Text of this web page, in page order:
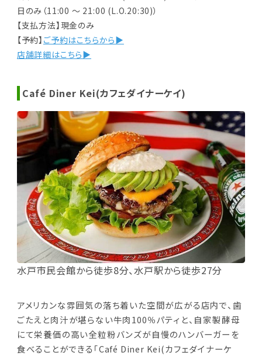
日のみ（11:00 ～ 21:00 (L.O.20:30)）
【支払方法】現金のみ
【予約】 ご予約はこちらから▶
店舗詳細はこちら▶
Café Diner Kei(カフェダイナーケイ)
水戸市民会館から徒歩8分、水戸駅から徒歩27分
アメリカンな雰囲気の落ち着いた空間が広がる店内で、 歯
ごたえと肉汁が堪らない牛肉100％パティと、自家製酵母
にて栄養価の高い全粒粉バンズが自慢のハンバーガーを
食べることができる「Café Diner Kei(カフェダイナーケ